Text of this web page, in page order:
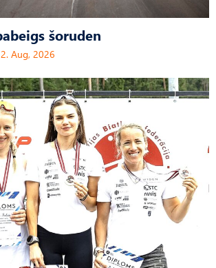
šoruden
Aug, 2026